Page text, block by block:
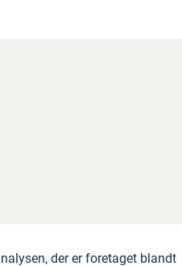
der er foretaget blandt